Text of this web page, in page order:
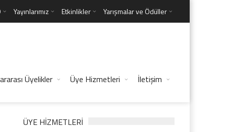
Yayınlarımız Etkinlikler Yarışmalar ve Ödüller
Üyelikler Üye Hizmetleri İletişim
ÜYE HİZMETLERİ